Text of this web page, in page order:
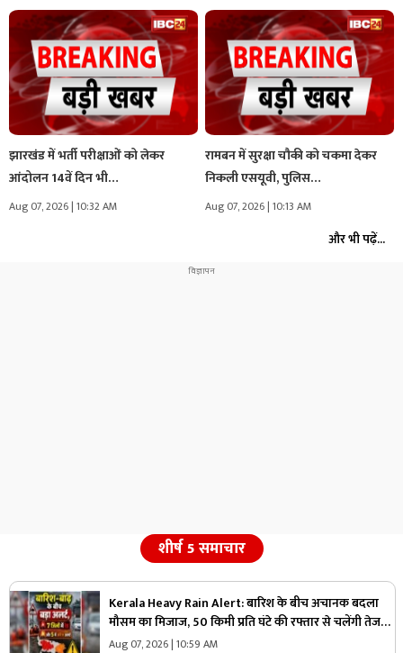
झारखंड में भर्ती परीक्षाओं को लेकर
आंदोलन 14वें दिन भी…
Aug 07, 2026 | 10:32 AM
रामबन में सुरक्षा चौकी को चकमा देकर
निकली एसयूवी, पुलिस…
Aug 07, 2026 | 10:13 AM
और भी पढ़ें...
शीर्ष 5 समाचार
Kerala Heavy Rain Alert: बारिश के बीच अचानक बदला
मौसम का मिजाज, 50 किमी प्रति घंटे की रफ्तार से चलेंगी तेज
हवाएं, मौसम विभाग ने जारी की चेतावनी
Aug 07, 2026 | 10:59 AM